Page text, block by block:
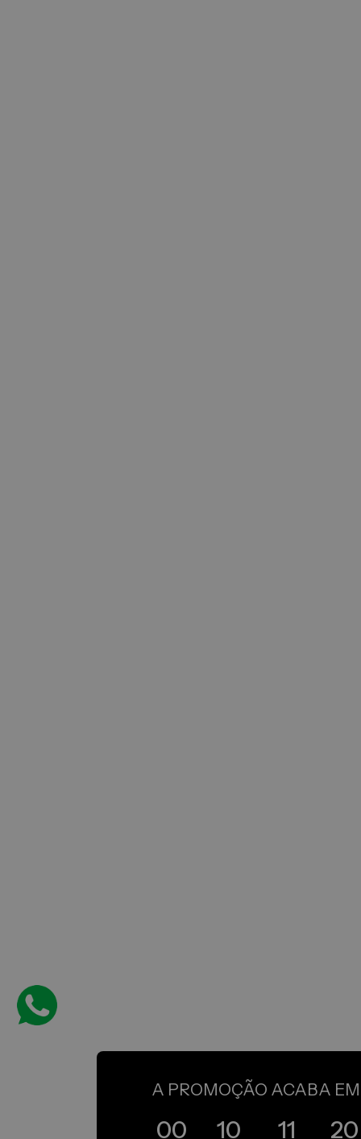
A PROMOÇÃO ACABA
00 10 11 19